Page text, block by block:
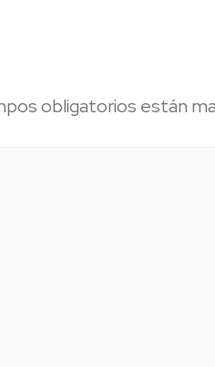
obligatorios están